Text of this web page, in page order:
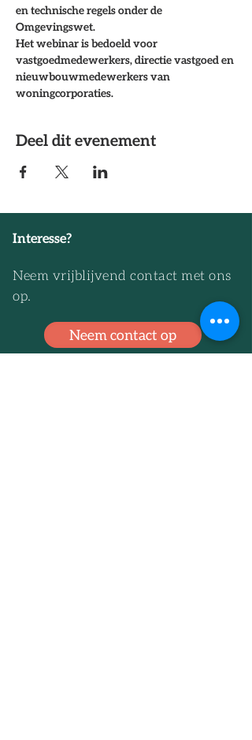
en technische regels onder de
Omgevingswet.
Het webinar is bedoeld voor
vastgoedmedewerkers, directie vastgoed en
nieuwbouwmedewerkers van
woningcorporaties.
Deel dit evenement
Interesse?
Neem vrijblijvend contact met ons
op.
Neem contact op